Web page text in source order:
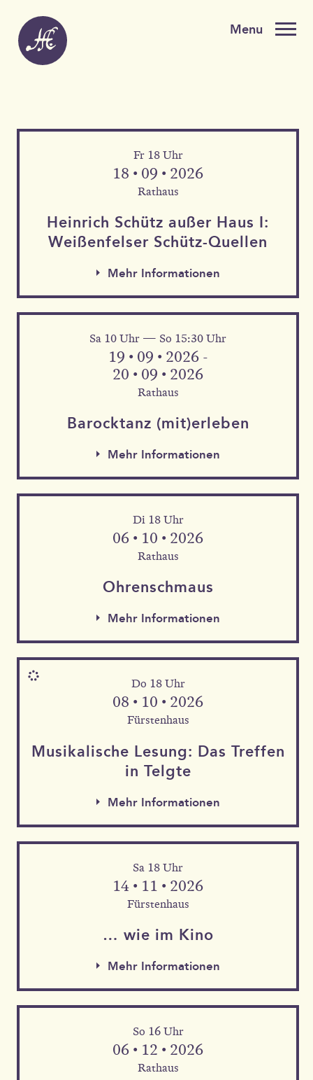
Fr 18 Uhr
18 • 09 • 2026
Rathaus
Heinrich Schütz außer Haus I:
Weißen­felser Schütz-Quellen
Mehr Informationen
Mehr Informationen
Sa 10 Uhr — So 15:30 Uhr
19 • 09 • 2026 -
20 • 09 • 2026
Rathaus
Barock­tanz (mit)erleben
Mehr Informationen
Mehr Informationen
Di 18 Uhr
06 • 10 • 2026
Rathaus
Ohren­schmaus
Mehr Informationen
Mehr Informationen
Do 18 Uhr
08 • 10 • 2026
Fürstenhaus
Musika­lische Le­sung: Das Tref­fen
in Telgte
Mehr Informationen
Mehr Informationen
Sa 18 Uhr
14 • 11 • 2026
Fürstenhaus
… wie im Kino
Mehr Informationen
So 16 Uhr
06 • 12 • 2026
Rathaus